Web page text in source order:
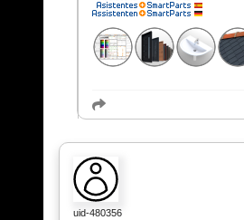
uid-480356